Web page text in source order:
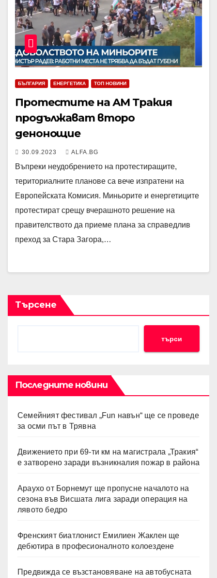
БЪЛГАРИЯ ЕНЕРГЕТИКА ТОП НОВИНИ
Протестите на АМ Тракия
продължават второ
денонощие
30.09.2023 ALFA.BG
Въпреки неудобрениeто на протестиращите,
териториалните планове са вече изпратени на
Европейската Комисия. Миньорите и енергетиците
протестират срещу вчерашното решение на
правителството да приеме плана за справедлив
преход за Стара Загора,…
Търсене
търси
Последните новини
Семейният фестивал „Fun навън“ ще се проведе
за осми път в Трявна
Движението при 69-ти км на магистрала „Тракия“
е затворено заради възникналия пожар в района
Араухо от Борнемут ще пропусне началото на
сезона във Висшата лига заради операция на
лявото бедро
Френският биатлонист Емилиен Жаклен ще
дебютира в професионалното колоездене
Предвижда се възстановяване на автобусната